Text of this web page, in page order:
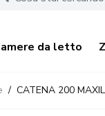
da letto
/ CATENA 200